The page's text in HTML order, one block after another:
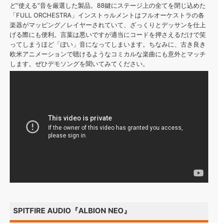
ど”使える”音を厳選した製品。88鍵にステージ上の全てを閉じ込めた
「FULL ORCHESTRA」インストゥルメントはフルオーケストラの各
楽器がマッピング／レイヤーされていて、ざっくりとデッサンを仕上
げる際にも便利。言葉は悪いですが適当にコードを押さえるだけで笑
ってしまうほど「ぽい」音になってしまいます。ちなみに、古き良き
欧米アニメーションで聴けるようなコミカルな楽曲にも意外とマッチ
します。ぜひデモソングを聞いてみてください。
SPITFIRE AUDIO『ALBION NEO』